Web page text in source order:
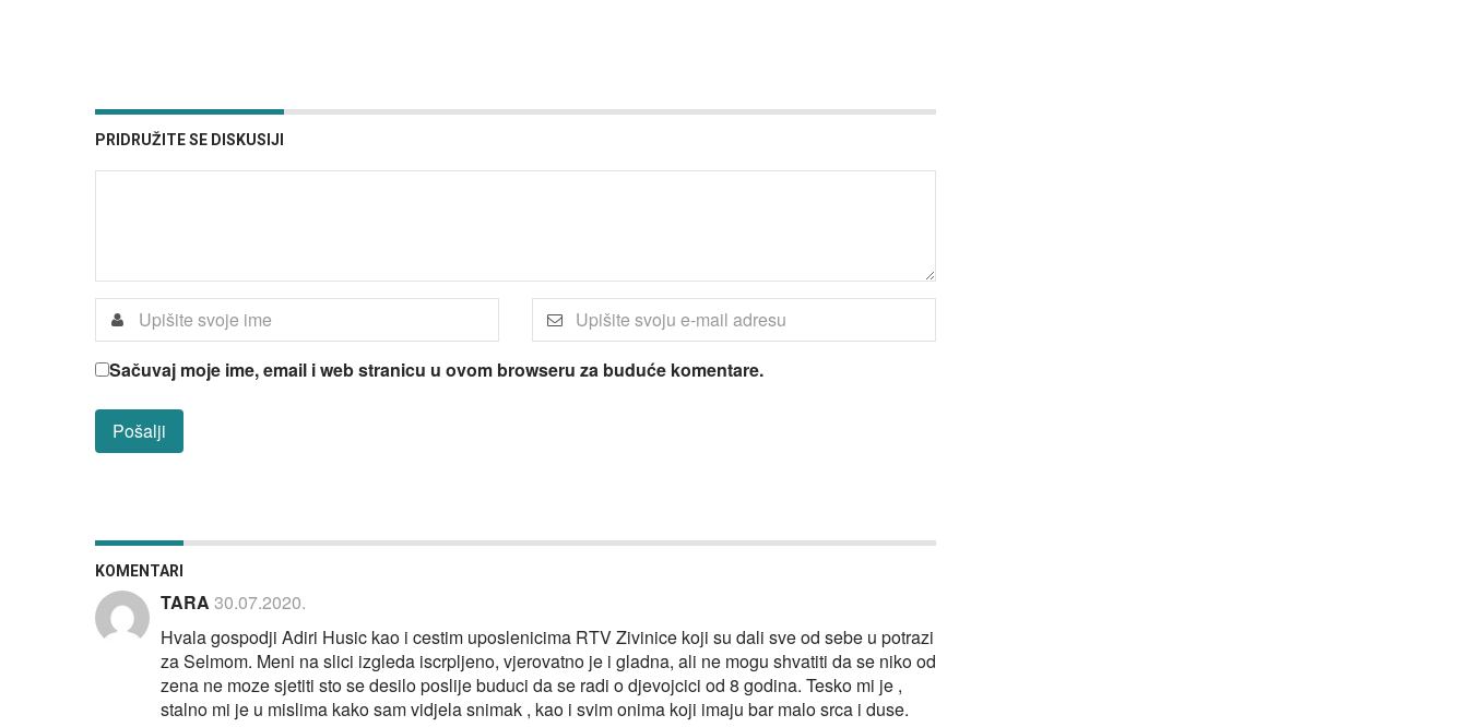
PRIDRUŽITE SE DISKUSIJI
Sačuvaj moje ime, email i web stranicu u ovom browseru za buduće komentare.
KOMENTARI
TARA 30.07.2020.
Hvala gospodji Adiri Husic kao i cestim uposlenicima RTV Zivinice koji su dali sve od sebe u potrazi
za Selmom. Meni na slici izgleda iscrpljeno, vjerovatno je i gladna, ali ne mogu shvatiti da se niko od
zena ne moze sjetiti sto se desilo poslije buduci da se radi o djevojcici od 8 godina. Tesko mi je ,
stalno mi je u mislima kako sam vidjela snimak , kao i svim onima koji imaju bar malo srca i duse.